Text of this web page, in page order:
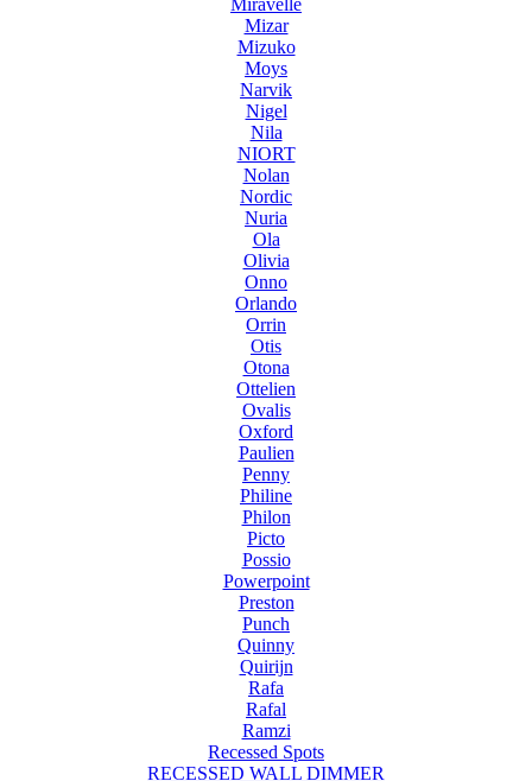
Mizar
Mizuko
Moys
Narvik
Nigel
Nila
NIORT
Nolan
Nordic
Nuria
Ola
Olivia
Onno
Orlando
Orrin
Otis
Otona
Ottelien
Ovalis
Oxford
Paulien
Penny
Philine
Philon
Picto
Possio
Powerpoint
Preston
Punch
Quinny
Quirijn
Rafa
Rafal
Ramzi
Recessed Spots
RECESSED WALL DIMMER